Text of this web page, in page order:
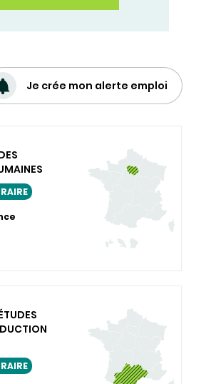
Je crée mon alerte emploi